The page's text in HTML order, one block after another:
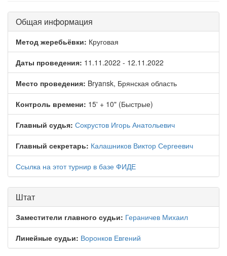
Общая информация
Метод жеребьёвки: Круговая
Даты проведения: 11.11.2022 - 12.11.2022
Место проведения: Bryansk, Брянская область
Контроль времени: 15' + 10" (Быстрые)
Главный судья: Сокрустов Игорь Анатольевич
Главный секретарь: Калашников Виктор Сергеевич
Ссылка на этот турнир в базе ФИДЕ
Штат
Заместители главного судьи: Гераничев Михаил
Линейные судьи: Воронков Евгений